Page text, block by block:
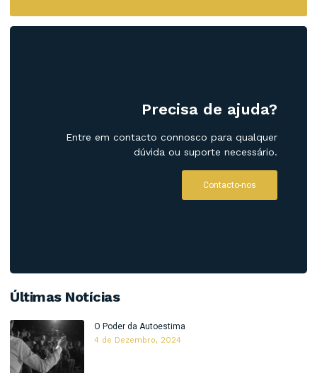
Precisa de ajuda?
Entre em contacto connosco para qualquer
dúvida ou suporte necessário.
Contacto-nos
Últimas Notícias
O Poder da Autoestima
4 de Dezembro, 2024